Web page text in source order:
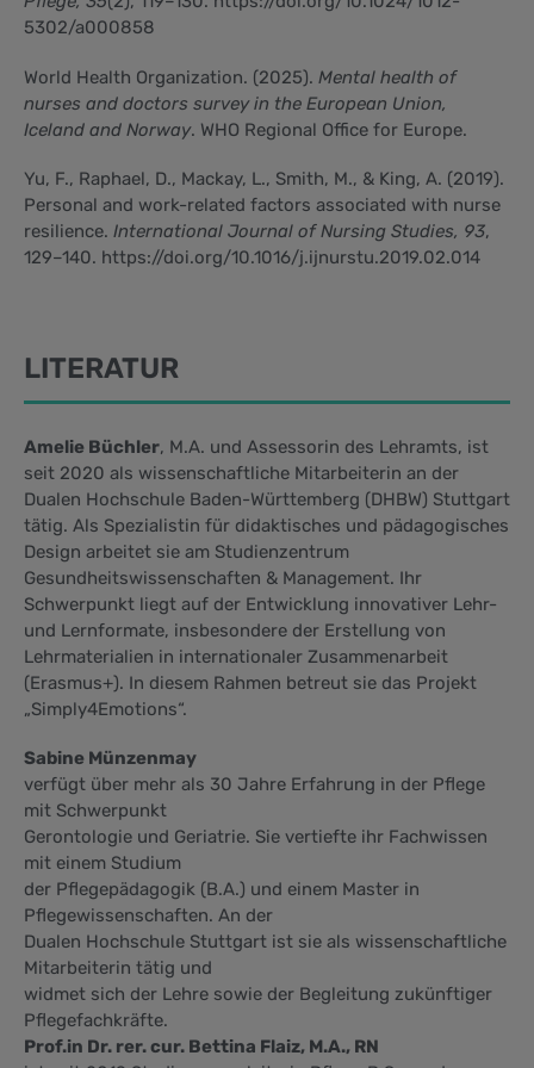
5302/a000858
World Health Organization. (2025). Mental health of
nurses and doctors survey in the European Union,
Iceland and Norway. WHO Regional Office for Europe.
Yu, F., Raphael, D., Mackay, L., Smith, M., & King, A. (2019).
Personal and work-related factors associated with nurse
resilience. International Journal of Nursing Studies, 93,
129–140. https://doi.org/10.1016/j.ijnurstu.2019.02.014
LITERATUR
Amelie Büchler, M.A. und Assessorin des Lehramts, ist
seit 2020 als wissenschaftliche Mitarbeiterin an der
Dualen Hochschule Baden-Württemberg (DHBW) Stuttgart
tätig. Als Spezialistin für didaktisches und pädagogisches
Design arbeitet sie am Studienzentrum
Gesundheitswissenschaften & Management. Ihr
Schwerpunkt liegt auf der Entwicklung innovativer Lehr-
und Lernformate, insbesondere der Erstellung von
Lehrmaterialien in internationaler Zusammenarbeit
(Erasmus+). In diesem Rahmen betreut sie das Projekt
„Simply4Emotions“.
Sabine Münzenmay
verfügt über mehr als 30 Jahre Erfahrung in der Pflege
mit Schwerpunkt
Gerontologie und Geriatrie. Sie vertiefte ihr Fachwissen
mit einem Studium
der Pflegepädagogik (B.A.) und einem Master in
Pflegewissenschaften. An der
Dualen Hochschule Stuttgart ist sie als wissenschaftliche
Mitarbeiterin tätig und
widmet sich der Lehre sowie der Begleitung zukünftiger
Pflegefachkräfte.
Prof.in Dr. rer. cur. Bettina Flaiz, M.A., RN